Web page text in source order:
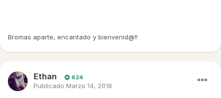
Bromas aparte, encantado y bienvenid@!!
Ethan 624
Publicado Marzo 14, 2018